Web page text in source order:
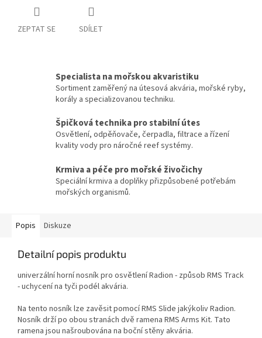
ZEPTAT SE SDÍLET
Specialista na mořskou akvaristiku
Sortiment zaměřený na útesová akvária, mořské ryby,
korály a specializovanou techniku.
Špičková technika pro stabilní útes
Osvětlení, odpěňovače, čerpadla, filtrace a řízení
kvality vody pro náročné reef systémy.
Krmiva a péče pro mořské živočichy
Speciální krmiva a doplňky přizpůsobené potřebám
mořských organismů.
Popis Diskuze
Detailní popis produktu
univerzální horní nosník pro osvětlení Radion - způsob RMS Track
- uchycení na tyči podél akvária.
Na tento nosník lze zavěsit pomocí RMS Slide jakýkoliv Radion.
Nosník drží po obou stranách dvě ramena RMS Arms Kit. Tato
ramena jsou našroubována na boční stěny akvária.